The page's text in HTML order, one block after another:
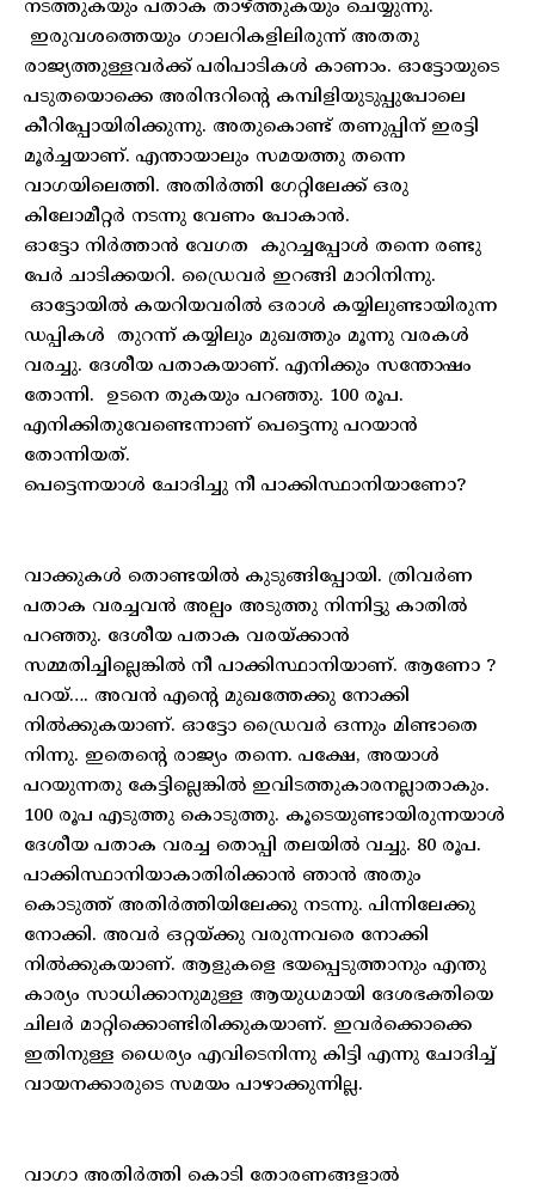
നടത്തുകയും പതാക താഴ്ത്തുകയും ചെയ്യുന്നു.
ഇരുവശത്തെയും ഗാലറികളിലിരുന്ന് അതതു
രാജ്യത്തുള്ളവർക്ക് പരിപാടികൾ കാണാം. ഓട്ടോയുടെ
പടുതയൊക്കെ അരിന്ദറിന്റെ കമ്പിളിയുടുപ്പുപോലെ
കീറിപ്പോയിരിക്കുന്നു. അതുകൊണ്ട് തണുപ്പിന് ഇരട്ടി
മൂർച്ചയാണ്. എന്തായാലും സമയത്തു തന്നെ
വാഗയിലെത്തി. അതിർത്തി ഗേറ്റിലേക്ക് ഒരു
കിലോമീറ്റർ നടന്നു വേണം പോകാൻ.
ഓട്ടോ നിർത്താൻ വേഗത കുറച്ചപ്പോൾ തന്നെ രണ്ടു
പേർ ചാടിക്കയറി. ഡ്രൈവർ ഇറങ്ങി മാറിനിന്നു.
ഓട്ടോയിൽ കയറിയവരിൽ ഒരാൾ കയ്യിലുണ്ടായിരുന്ന
ഡപ്പികൾ തുറന്ന് കയ്യിലും മുഖത്തും മൂന്നു വരകൾ
വരച്ചു. ദേശീയ പതാകയാണ്. എനിക്കും സന്തോഷം
തോന്നി. ഉടനെ തുകയും പറഞ്ഞു. 100 രൂപ.
എനിക്കിതുവേണ്ടെന്നാണ് പെട്ടെന്നു പറയാൻ
തോന്നിയത്.
പെട്ടെന്നയാൾ ചോദിച്ചു നീ പാക്കിസ്ഥാനിയാണോ?
വാക്കുകൾ തൊണ്ടയിൽ കുടുങ്ങിപ്പോയി. ത്രിവർണ
പതാക വരച്ചവൻ അല്പം അടുത്തു നിന്നിട്ടു കാതിൽ
പറഞ്ഞു. ദേശീയ പതാക വരയ്ക്കാൻ
സമ്മതിച്ചില്ലെങ്കിൽ നീ പാക്കിസ്ഥാനിയാണ്. ആണോ ?
പറയ്…. അവൻ എന്റെ മുഖത്തേക്കു നോക്കി
നിൽക്കുകയാണ്. ഓട്ടോ ഡ്രൈവർ ഒന്നും മിണ്ടാതെ
നിന്നു. ഇതെന്റെ രാജ്യം തന്നെ. പക്ഷേ, അയാൾ
പറയുന്നതു കേട്ടില്ലെങ്കിൽ ഇവിടത്തുകാരനല്ലാതാകും.
100 രൂപ എടുത്തു കൊടുത്തു. കൂടെയുണ്ടായിരുന്നയാൾ
ദേശീയ പതാക വരച്ച തൊപ്പി തലയിൽ വച്ചു. 80 രൂപ.
പാക്കിസ്ഥാനിയാകാതിരിക്കാൻ ഞാൻ അതും
കൊടുത്ത് അതിർത്തിയിലേക്കു നടന്നു. പിന്നിലേക്കു
നോക്കി. അവർ ഒറ്റയ്ക്കു വരുന്നവരെ നോക്കി
നിൽക്കുകയാണ്. ആളുകളെ ഭയപ്പെടുത്താനും എന്തു
കാര്യം സാധിക്കാനുമുള്ള ആയുധമായി ദേശഭക്തിയെ
ചിലർ മാറ്റിക്കൊണ്ടിരിക്കുകയാണ്. ഇവർക്കൊക്കെ
ഇതിനുള്ള ധൈര്യം എവിടെനിന്നു കിട്ടി എന്നു ചോദിച്ച്
വായനക്കാരുടെ സമയം പാഴാക്കുന്നില്ല.
വാഗാ അതിർത്തി കൊടി തോരണങ്ങളാൽ